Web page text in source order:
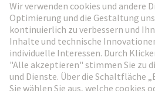
Weiter zur Anmeldung